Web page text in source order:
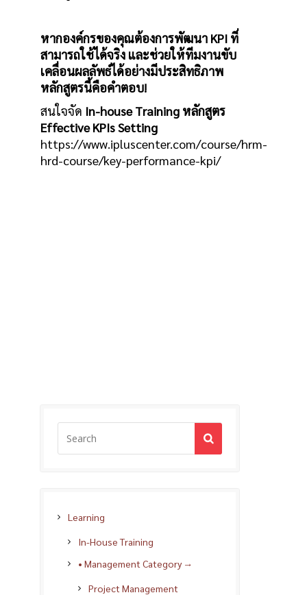
หากองค์กรของคุณต้องการพัฒนา KPI ที่
สามารถใช้ได้จริง และช่วยให้ทีมงานขับ
เคลื่อนผลลัพธ์ได้อย่างมีประสิทธิภาพ
หลักสูตรนี้คือคำตอบ!
สนใจจัด In-house Training หลักสูตร
Effective KPIs Setting
https://www.ipluscenter.com/course/hrm-
hrd-course/key-performance-kpi/
Learning
In-House Training
• Management Category →
Project Management